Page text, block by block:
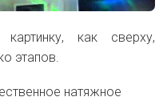
как сверху,
этапов.
натяжное